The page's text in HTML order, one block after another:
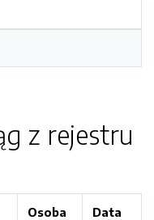
z rejestru
Osoba Data